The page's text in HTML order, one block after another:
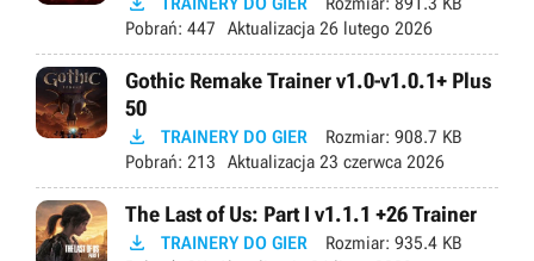
Pobrań: 447 Aktualizacja 26 lutego 2026
Gothic Remake Trainer v1.0-v1.0.1+ Plus
50
 TRAINERY DO GIER Rozmiar: 908.7 KB
Pobrań: 213 Aktualizacja 23 czerwca 2026
The Last of Us: Part I v1.1.1 +26 Trainer
 TRAINERY DO GIER Rozmiar: 935.4 KB